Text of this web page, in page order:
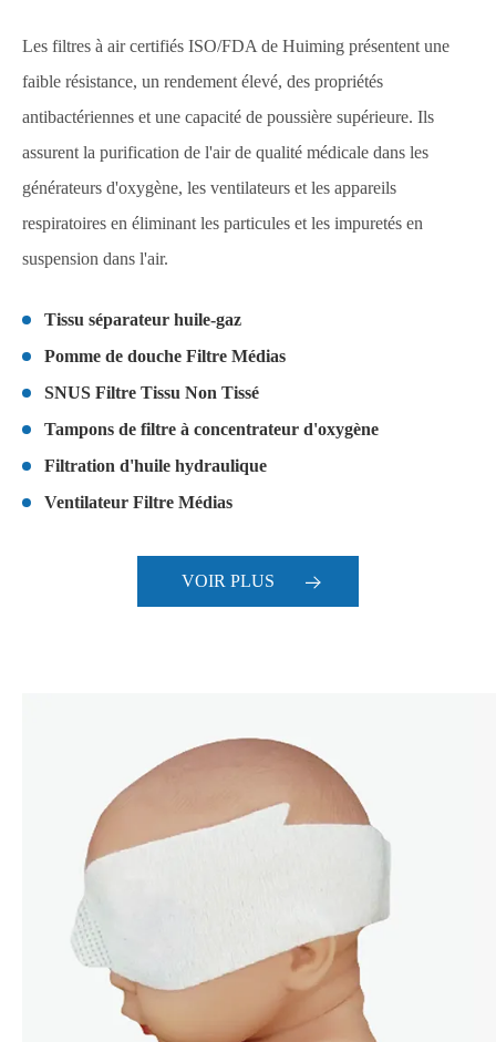
Les filtres à air certifiés ISO/FDA de Huiming présentent une
faible résistance, un rendement élevé, des propriétés
antibactériennes et une capacité de poussière supérieure. Ils
assurent la purification de l'air de qualité médicale dans les
générateurs d'oxygène, les ventilateurs et les appareils
respiratoires en éliminant les particules et les impuretés en
suspension dans l'air.
Tissu séparateur huile-gaz
Pomme de douche Filtre Médias
SNUS Filtre Tissu Non Tissé
Tampons de filtre à concentrateur d'oxygène
Filtration d'huile hydraulique
Ventilateur Filtre Médias
VOIR PLUS